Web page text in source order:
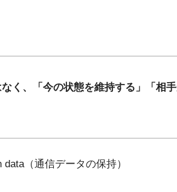
なく、「今の状態を維持する」「相
（通信データの保持）